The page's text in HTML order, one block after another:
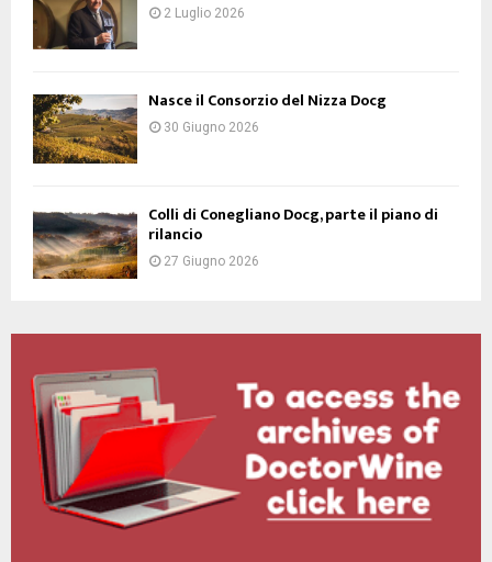
2 Luglio 2026
Nasce il Consorzio del Nizza Docg
30 Giugno 2026
Colli di Conegliano Docg, parte il piano di
rilancio
27 Giugno 2026